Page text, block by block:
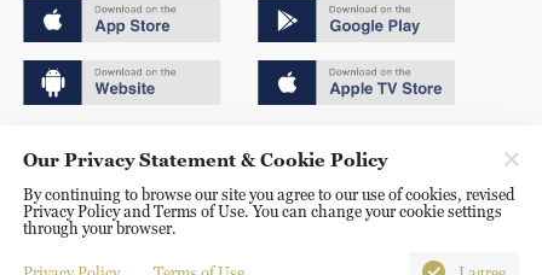
京ICP备20000184号
京公网安备 11010502050052号
Disinformation report hotline: 010-85061466
Our Privacy Statement & Cookie Policy
By continuing to browse our site you agree to our use of cookies, revised
Privacy Policy and Terms of Use. You can change your cookie settings
through your browser.